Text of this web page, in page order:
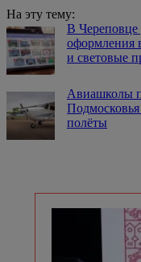
На эту тему:
В Череповце
оформления
и световые
Авиашколы
полёты